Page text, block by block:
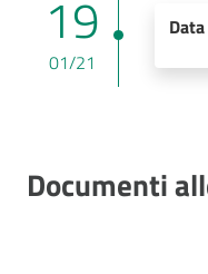
19
01/21
Documenti